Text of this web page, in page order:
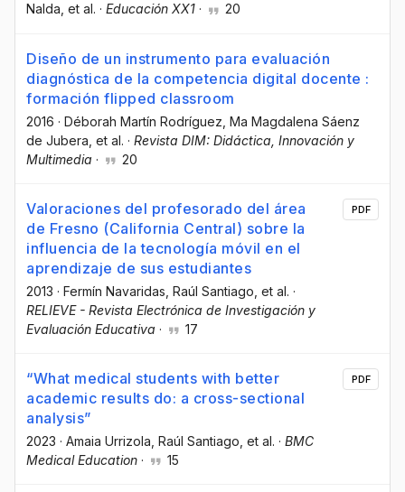
Nalda , et al. · Educación XX1 · 20
Diseño de un instrumento para evaluación
diagnóstica de la competencia digital docente :
formación flipped classroom
2016 · Déborah Martín Rodríguez , Ma Magdalena Sáenz
de Jubera , et al. · Revista DIM: Didáctica, Innovación y
Multimedia · 20
Valoraciones del profesorado del área
de Fresno (California Central) sobre la
influencia de la tecnología móvil en el
aprendizaje de sus estudiantes
2013 · Fermín Navaridas , Raúl Santiago , et al. ·
RELIEVE - Revista Electrónica de Investigación y
Evaluación Educativa · 17
PDF
“What medical students with better
academic results do: a cross-sectional
analysis”
2023 · Amaia Urrizola , Raúl Santiago , et al. · BMC
Medical Education · 15
PDF